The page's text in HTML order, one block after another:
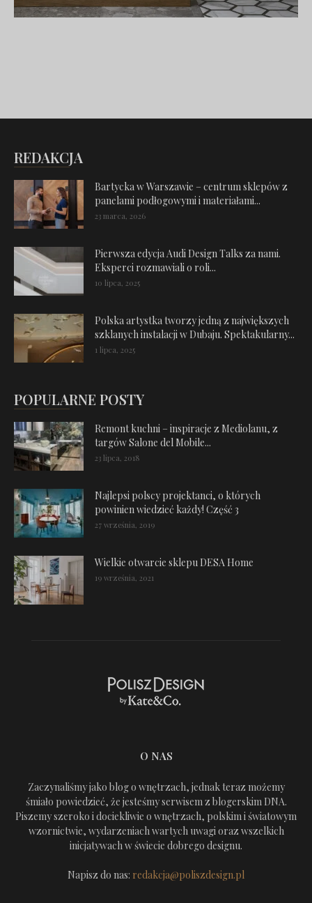
REDAKCJA
Bartycka w Warszawie – centrum sklepów z
panelami podłogowymi i materiałami...
23 marca, 2026
Pierwsza edycja Audi Design Talks za nami.
Eksperci rozmawiali o roli...
10 lipca, 2025
Polska artystka tworzy jedną z największych
szklanych instalacji w Dubaju. Spektakularny...
1 lipca, 2025
POPULARNE POSTY
Remont kuchni – inspiracje z Mediolanu, z
targów Salone del Mobile...
23 lipca, 2018
Najlepsi polscy projektanci, o których
powinien wiedzieć każdy! Część 3
27 września, 2019
Wielkie otwarcie sklepu DESA Home
19 września, 2021
O NAS
Zaczynaliśmy jako blog o wnętrzach, jednak teraz możemy
śmiało powiedzieć, że jesteśmy serwisem z blogerskim DNA.
Piszemy szeroko i dociekliwie o wnętrzach, polskim i światowym
wzornictwie, wydarzeniach wartych uwagi oraz wszelkich
inicjatywach w świecie dobrego designu.
Napisz do nas: redakcja@poliszdesign.pl